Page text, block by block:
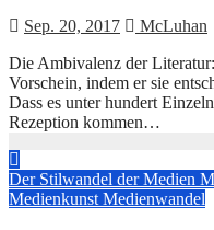
Sep. 20, 2017
McLuhan
Die Ambivalenz der
Vorschein, indem er sie
Dass es unter hundert
Rezeption kommen…
Der Stilwandel der Medien
Medienkunst Medienwandel